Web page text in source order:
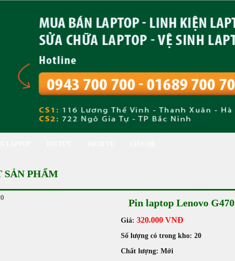
SẢN PHẨM
Pin laptop Lenovo G470
Giá: 320.000 VNĐ
Số lượng có trong kho: 20
Chất lượng: Mới